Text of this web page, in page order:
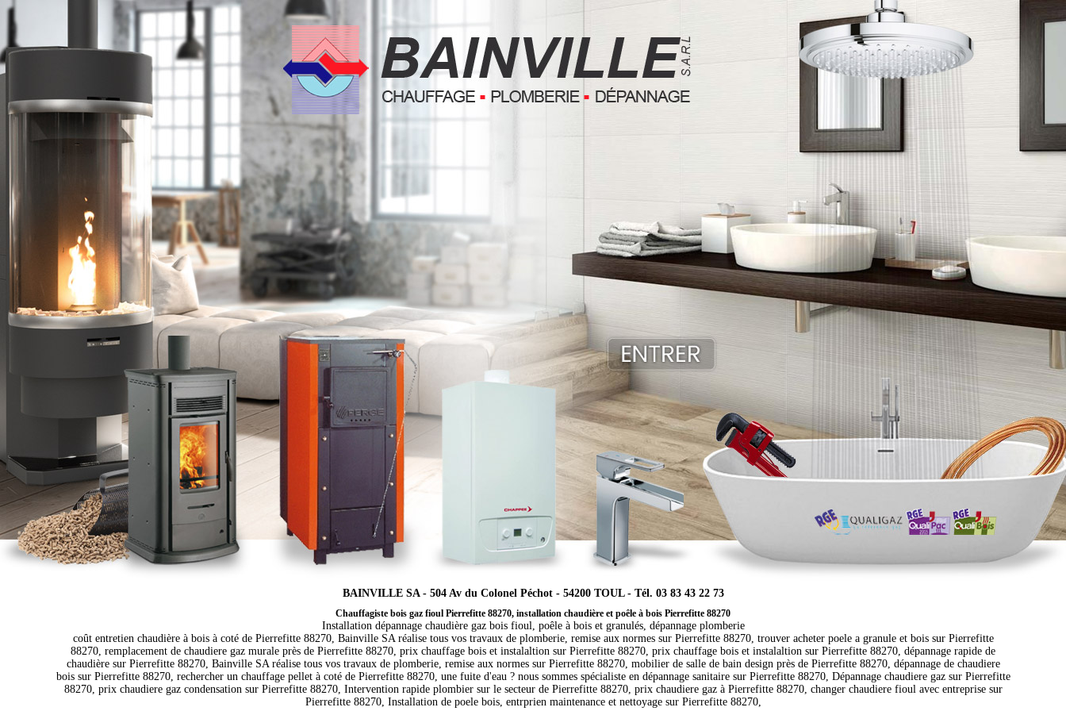
BAINVILLE SA - 504 Av du Colonel Péchot - 54200 TOUL - Tél. 03 83 43 22 73
Chauffagiste bois gaz fioul Pierrefitte 88270, installation chaudière et poêle à bois Pierrefitte 88270
Installation dépannage chaudière gaz bois fioul, poêle à bois et granulés, dépannage plomberie
coût entretien chaudière à bois à coté de Pierrefitte 88270, Bainville SA réalise tous vos travaux de plomberie, remise aux normes sur Pierrefitte 88270, trouver acheter poele a granule et bois sur Pierrefitte
88270, remplacement de chaudiere gaz murale près de Pierrefitte 88270, prix chauffage bois et instalaltion sur Pierrefitte 88270, prix chauffage bois et instalaltion sur Pierrefitte 88270, dépannage rapide de
chaudière sur Pierrefitte 88270, Bainville SA réalise tous vos travaux de plomberie, remise aux normes sur Pierrefitte 88270, mobilier de salle de bain design près de Pierrefitte 88270, dépannage de chaudiere
bois sur Pierrefitte 88270, rechercher un chauffage pellet à coté de Pierrefitte 88270, une fuite d'eau ? nous sommes spécialiste en dépannage sanitaire sur Pierrefitte 88270, Dépannage chaudiere gaz sur Pierrefitte
88270, prix chaudiere gaz condensation sur Pierrefitte 88270, Intervention rapide plombier sur le secteur de Pierrefitte 88270, prix chaudiere gaz à Pierrefitte 88270, changer chaudiere fioul avec entreprise sur
Pierrefitte 88270, Installation de poele bois, entrprien maintenance et nettoyage sur Pierrefitte 88270,